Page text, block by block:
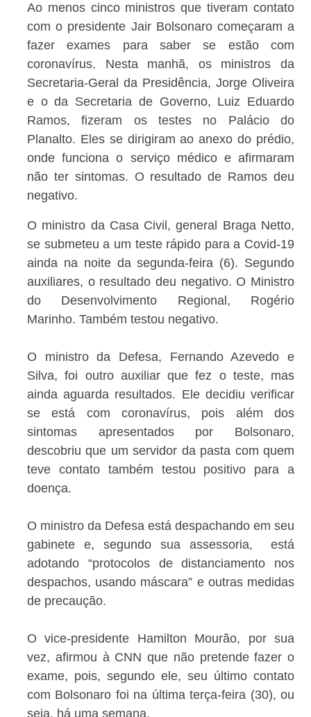
Ao menos cinco ministros que tiveram contato
com o presidente Jair Bolsonaro começaram a
fazer exames para saber se estão com
coronavírus. Nesta manhã, os ministros da
Secretaria-Geral da Presidência, Jorge Oliveira
e o da Secretaria de Governo, Luiz Eduardo
Ramos, fizeram os testes no Palácio do
Planalto. Eles se dirigiram ao anexo do prédio,
onde funciona o serviço médico e afirmaram
não ter sintomas. O resultado de Ramos deu
negativo.
O ministro da Casa Civil, general Braga Netto,
se submeteu a um teste rápido para a Covid-19
ainda na noite da segunda-feira (6). Segundo
auxiliares, o resultado deu negativo. O Ministro
do Desenvolvimento Regional, Rogério
Marinho. Também testou negativo.
O ministro da Defesa, Fernando Azevedo e
Silva, foi outro auxiliar que fez o teste, mas
ainda aguarda resultados. Ele decidiu verificar
se está com coronavírus, pois além dos
sintomas apresentados por Bolsonaro,
descobriu que um servidor da pasta com quem
teve contato também testou positivo para a
doença.
O ministro da Defesa está despachando em seu
gabinete e, segundo sua assessoria, está
adotando “protocolos de distanciamento nos
despachos, usando máscara” e outras medidas
de precaução.
O vice-presidente Hamilton Mourão, por sua
vez, afirmou à CNN que não pretende fazer o
exame, pois, segundo ele, seu último contato
com Bolsonaro foi na última terça-feira (30), ou
seja, há uma semana.